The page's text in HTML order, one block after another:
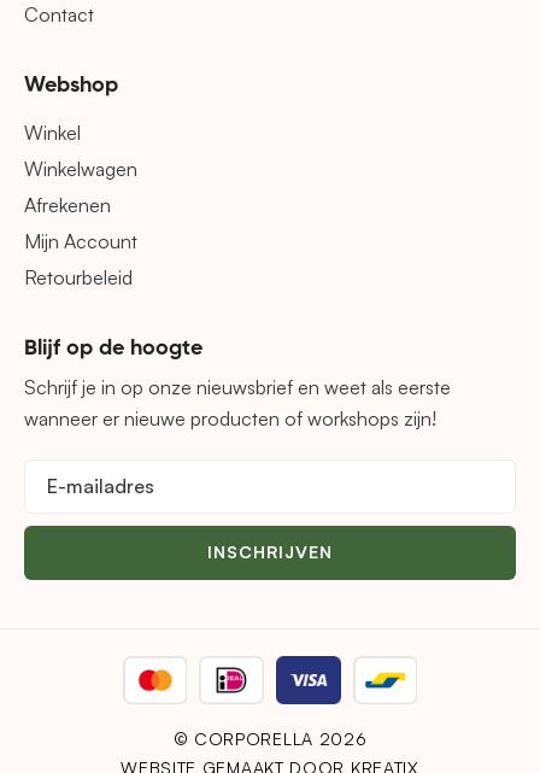
Contact
Webshop
Winkel
Winkelwagen
Afrekenen
Mijn Account
Retourbeleid
Blijf op de hoogte
Schrijf je in op onze nieuwsbrief en weet als eerste
wanneer er nieuwe producten of workshops zijn!
INSCHRIJVEN
© CORPORELLA 2026
WEBSITE GEMAAKT DOOR KREATIX